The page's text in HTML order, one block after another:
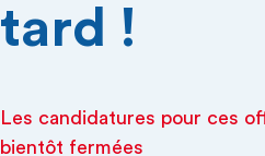
tard !
Les candidatures pour ces
bientôt fermées